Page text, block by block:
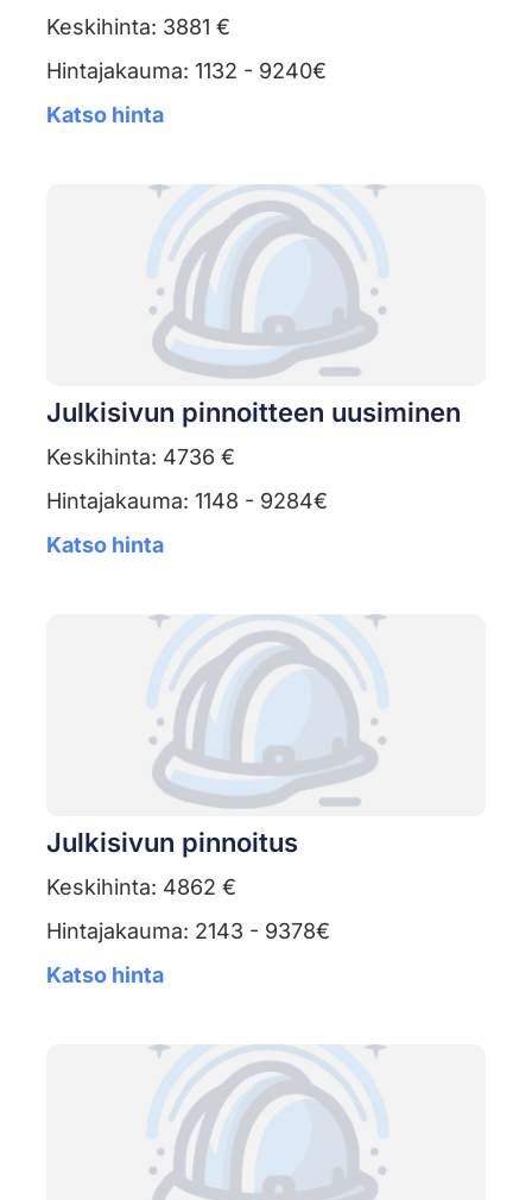
Keskihinta: 3881 €
Hintajakauma: 1132 - 9240€
Katso hinta
Julkisivun pinnoitteen uusiminen
Keskihinta: 4736 €
Hintajakauma: 1148 - 9284€
Katso hinta
Julkisivun pinnoitus
Keskihinta: 4862 €
Hintajakauma: 2143 - 9378€
Katso hinta